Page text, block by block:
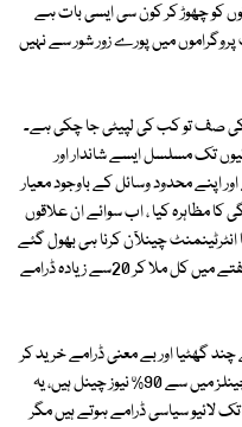
کو چھوڑ کر کون سی ایسی بات ہے
پروگراموں میں پورے زور شور سے نہیں
صف تو کب کی لپیٹی جا چکی ہے۔
تک مسلسل ایسے شاندار اور
محدود وسائل کے باوجود معیار
کا مظاہرہ کیا ، اب سوائے ان علاقوں
چینلآن کرنا ہی بھول گئے
ہیں۔ ایک زمانہ تھا جب اس کے پانچوں سینٹرز ہفتے میں کل ملا کر 20سے زیادہ ڈرامے
گھٹیا اور بے معنی ڈرامے خرید کر
اسکرین کا پیٹ بھرتا ہے جب کہ ستر اسی نئے چینلز میں سے 90% نیوز چینل ہیں، یہ
لائیو سیاسی ڈرامے ہوتے ہیں مگر